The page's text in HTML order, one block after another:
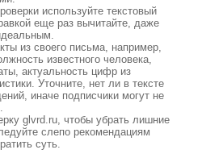
используйте текстовый
еще раз вычитайте, даже
из своего письма, например,
известного человека,
актуальность цифр из
Уточните, нет ли в тексте
иначе подписчики могут не
glvrd.ru, чтобы убрать лишние
слепо рекомендациям
суть.